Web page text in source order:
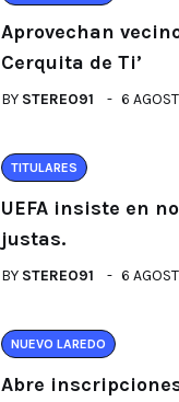
Aprovechan
Cerquita de Ti’
BY STEREO91 6
TITULARES
UEFA insiste en
justas.
BY STEREO91 6
NUEVO LAREDO
Abre